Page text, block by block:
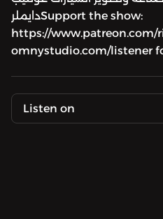
دايملرSupport the show:
https://www.patreon.com/
omnystudio.com/listener
Listen on